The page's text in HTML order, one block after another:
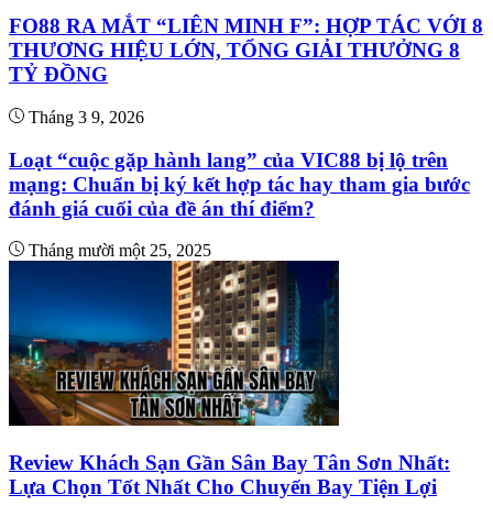
FO88 RA MẮT “LIÊN MINH F”: HỢP TÁC VỚI 8
THƯƠNG HIỆU LỚN, TỔNG GIẢI THƯỞNG 8
TỶ ĐỒNG
Tháng 3 9, 2026
Loạt “cuộc gặp hành lang” của VIC88 bị lộ trên
mạng: Chuẩn bị ký kết hợp tác hay tham gia bước
đánh giá cuối của đề án thí điểm?
Tháng mười một 25, 2025
Review Khách Sạn Gần Sân Bay Tân Sơn Nhất:
Lựa Chọn Tốt Nhất Cho Chuyến Bay Tiện Lợi